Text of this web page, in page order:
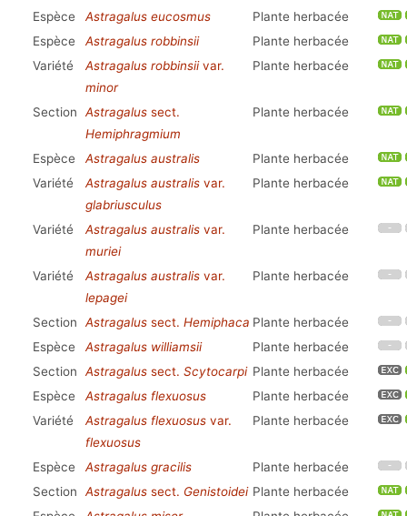
Espèce
Astragalus eucosmus
Plante herbacée
Espèce
Astragalus robbinsii
Plante herbacée
Variété
Astragalus robbinsiivar.
minor
Plante herbacée
Section Astragalus sect.
Hemiphragmium
Plante herbacée
Espèce Astragalus australis
Plante herbacée
Variété
Astragalus australis var.
glabriusculus
Plante herbacée
Variété Astragalus australis var.
muriei
Plante herbacée
Variété Astragalus australis var.
lepagei
Plante herbacée
Section Astragalus sect. Hemiphaca Plante herbacée
Espèce
Astragalus williamsii
Plante herbacée
Section
Astragalus sect. Scytocarpi Plante herbacée
Espèce
Astragalus flexuosus
Plante herbacée
Variété
Astragalus flexuosus var.
flexuosus
Plante herbacée
Espèce Astragalus gracilis
Plante herbacée
Section
Astragalus sect. Genistoidei Plante herbacée